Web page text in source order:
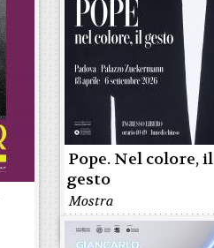
Pope. Nel colore, il
gesto
Mostra
PALAZZO ZUCKERMANN